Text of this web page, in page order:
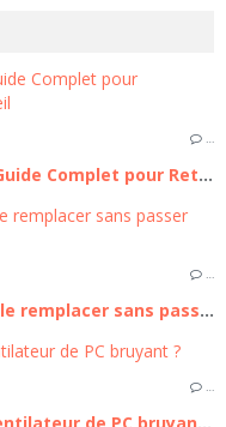
…
Remplacer la batterie iPhone 11 : Guide Complet pour Retrouver l'autonomie de votre appareil
…
Écran iPhone 16 cassé ? Comment le remplacer sans passer par un professionnel
…